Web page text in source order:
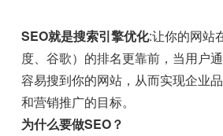
SEO就是搜索引擎优化:让你的网站
度、谷歌）的排名更靠前，当用户
容易搜到你的网站，从而实现企业
和营销推广的目标。
为什么要做SEO？